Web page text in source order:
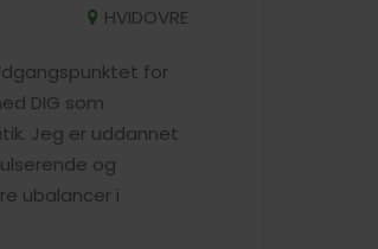
HVIDOVRE
for
DIG som
Jeg er uddannet
og
ubalancer i